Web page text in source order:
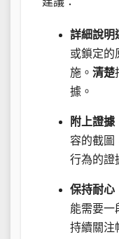
詳細說明
或鎖定的
施。 清楚
據。
附上證據
容的截圖
行為的證
保持耐心
能需要一
持續關注